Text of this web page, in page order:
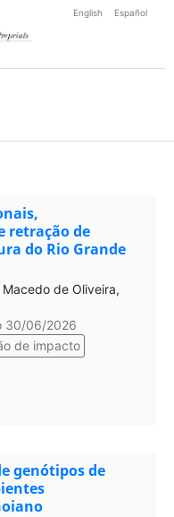
English Español
retração de
do Rio Grande
de Oliveira,
30/06/2026
de impacto
genótipos de